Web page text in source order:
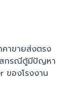
คาขายส่งตรง
สกรณีตู้มีปัญหา
ของโรงงาน